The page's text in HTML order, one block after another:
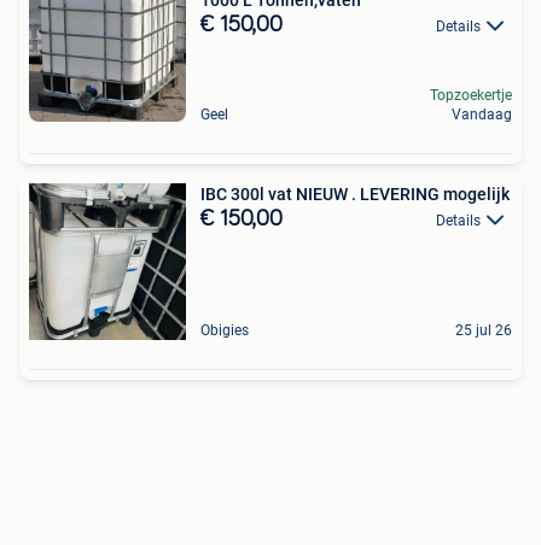
€ 150,00 Details
Geel
Topzoekertje
Vandaag
IBC 300l vat NIEUW . LEVERING mogelijk
€ 150,00 Details
Obigies 25 jul 26